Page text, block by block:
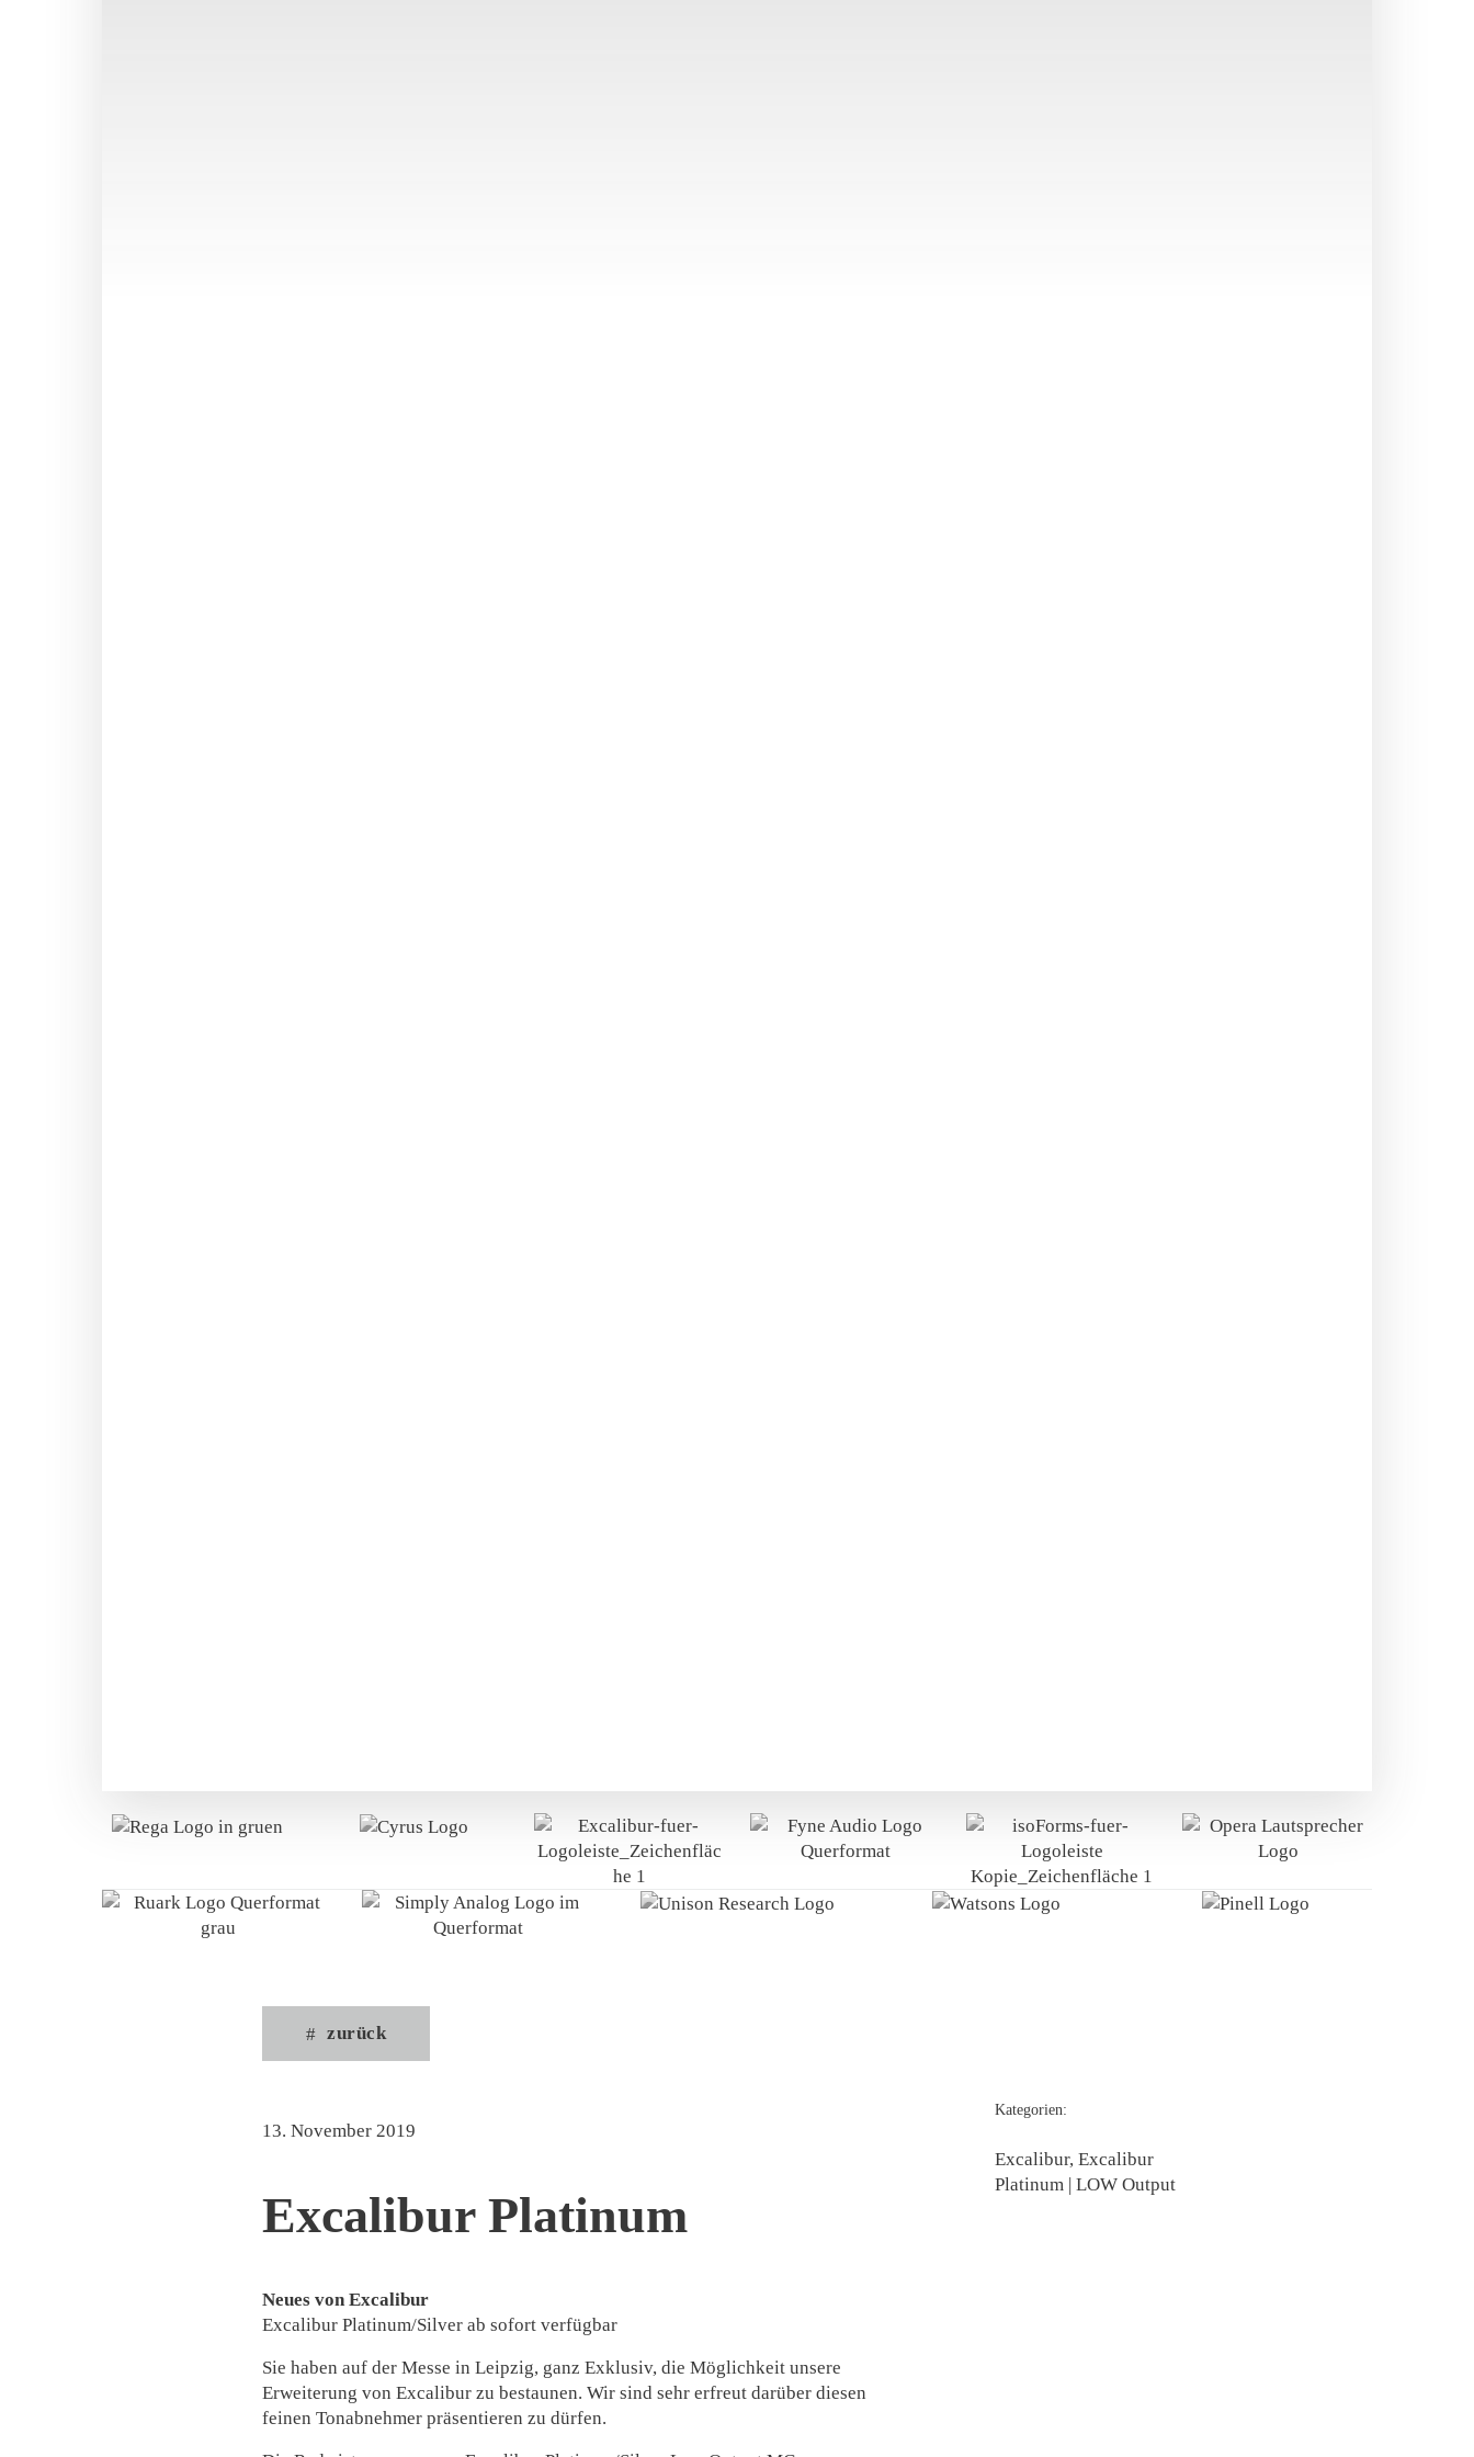
zurück
13. November 2019
Excalibur Platinum
Neues von Excalibur
Excalibur Platinum/Silver ab sofort verfügbar
Sie haben auf der Messe in Leipzig, ganz Exklusiv, die Möglichkeit unsere
Erweiterung von Excalibur zu bestaunen. Wir sind sehr erfreut darüber diesen
feinen Tonabnehmer präsentieren zu dürfen.
Kategorien:
Excalibur, Excalibur
Platinum | LOW Output